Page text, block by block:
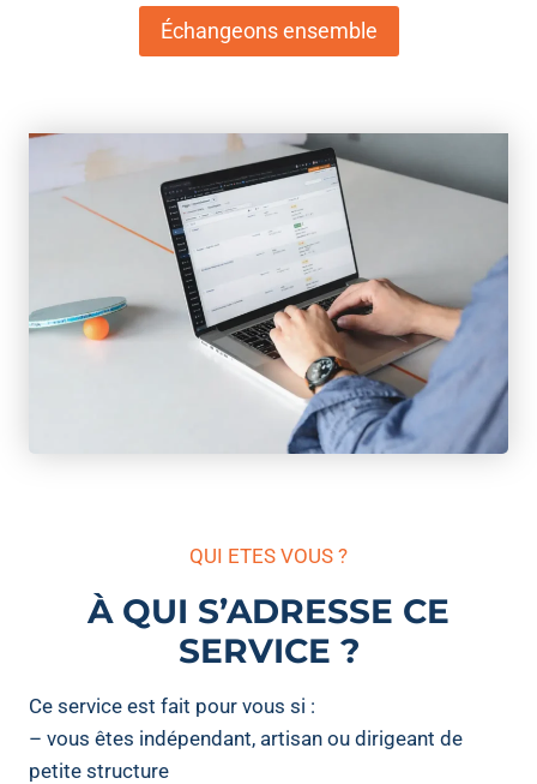
Échangeons ensemble
QUI ETES VOUS ?
À QUI S’ADRESSE CE
SERVICE ?
Ce service est fait pour vous si :
– vous êtes indépendant, artisan ou dirigeant de
petite structure